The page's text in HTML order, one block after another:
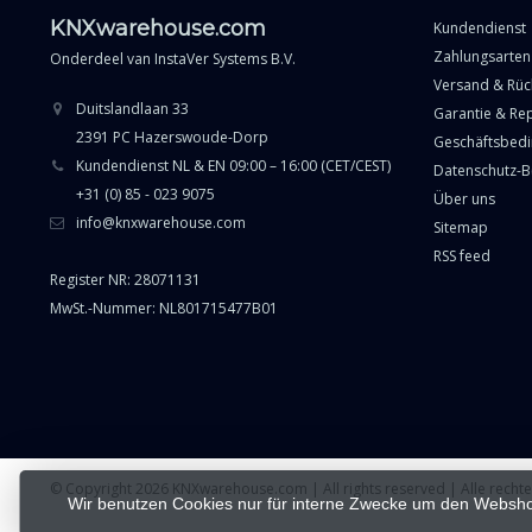
KNXwarehouse.com
Onderdeel van InstaVer Systems B.V.
Duitslandlaan 33
2391 PC Hazerswoude-Dorp
Kundendienst NL & EN 09:00 – 16:00 (CET/CEST)
+31 (0) 85 - 023 9075
info@knxwarehouse.com
Register NR: 28071131
MwSt.-Nummer: NL801715477B01
Kundendienst
Zahlungsarten
Versand &
Garantie &
Datenschutz-
Über uns
Sitemap
RSS feed
Wir benutzen Cookies nur für interne Zwecke um den
© Copyright 2026 KNXwarehouse.com | All rights reserved | Alle